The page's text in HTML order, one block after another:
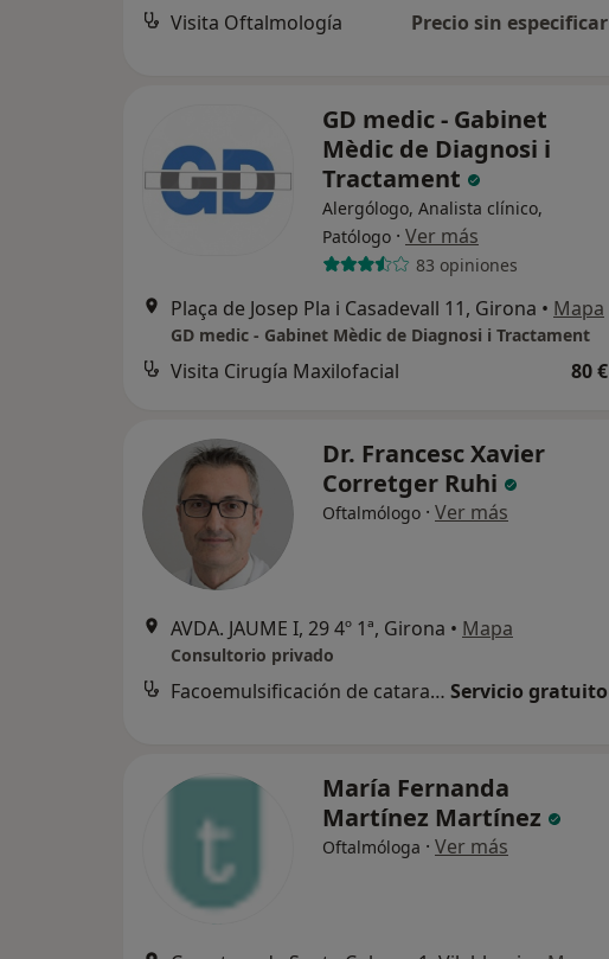
Visita Oftalmología Precio sin especificar
GD medic - Gabinet
Mèdic de Diagnosi i
Tractament
Alergólogo, Analista clínico,
Patólogo · Ver más
83 opiniones
Plaça de Josep Pla i Casadevall 11, Girona • Mapa
GD medic - Gabinet Mèdic de Diagnosi i Tractament
Visita Cirugía Maxilofacial 80 €
Dr. Francesc Xavier
Corretger Ruhi
Oftalmólogo · Ver más
AVDA. JAUME I, 29 4º 1ª, Girona • Mapa
Consultorio privado
Facoemulsificación de catarata con lente intraocular Servicio gratuito
María Fernanda
Martínez Martínez
Oftalmóloga · Ver más